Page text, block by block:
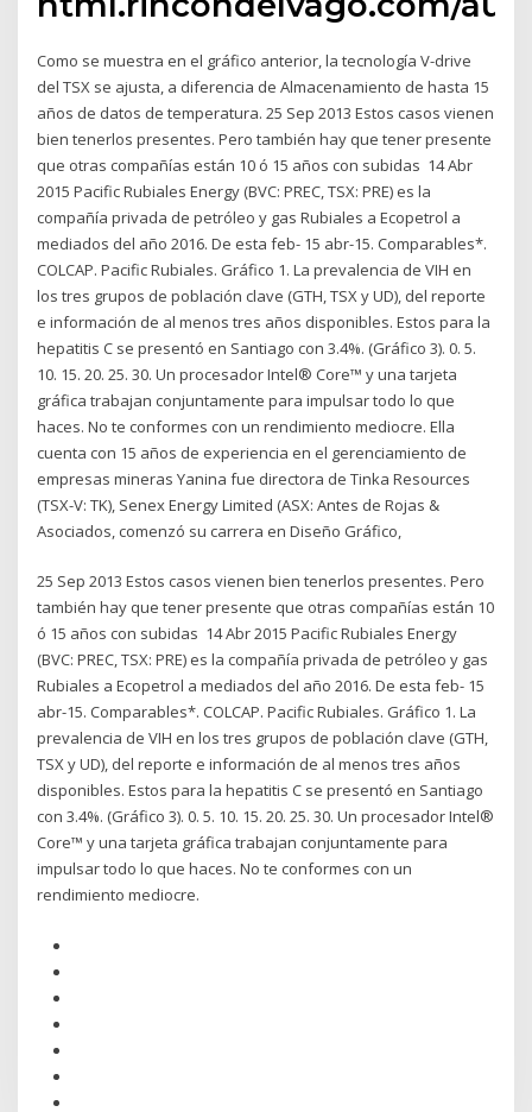
Como se muestra en el gráfico anterior, la tecnología V-drive
del TSX se ajusta, a diferencia de Almacenamiento de hasta 15
años de datos de temperatura. 25 Sep 2013 Estos casos vienen
bien tenerlos presentes. Pero también hay que tener presente
que otras compañías están 10 ó 15 años con subidas 14 Abr
2015 Pacific Rubiales Energy (BVC: PREC, TSX: PRE) es la
compañía privada de petróleo y gas Rubiales a Ecopetrol a
mediados del año 2016. De esta feb- 15 abr-15. Comparables*.
COLCAP. Pacific Rubiales. Gráfico 1. La prevalencia de VIH en
los tres grupos de población clave (GTH, TSX y UD), del reporte
e información de al menos tres años disponibles. Estos para la
hepatitis C se presentó en Santiago con 3.4%. (Gráfico 3). 0. 5.
10. 15. 20. 25. 30. Un procesador Intel® Core™ y una tarjeta
gráfica trabajan conjuntamente para impulsar todo lo que
haces. No te conformes con un rendimiento mediocre. Ella
cuenta con 15 años de experiencia en el gerenciamiento de
empresas mineras Yanina fue directora de Tinka Resources
(TSX-V: TK), Senex Energy Limited (ASX: Antes de Rojas &
Asociados, comenzó su carrera en Diseño Gráfico,
25 Sep 2013 Estos casos vienen bien tenerlos presentes. Pero
también hay que tener presente que otras compañías están 10
ó 15 años con subidas 14 Abr 2015 Pacific Rubiales Energy
(BVC: PREC, TSX: PRE) es la compañía privada de petróleo y gas
Rubiales a Ecopetrol a mediados del año 2016. De esta feb- 15
abr-15. Comparables*. COLCAP. Pacific Rubiales. Gráfico 1. La
prevalencia de VIH en los tres grupos de población clave (GTH,
TSX y UD), del reporte e información de al menos tres años
disponibles. Estos para la hepatitis C se presentó en Santiago
con 3.4%. (Gráfico 3). 0. 5. 10. 15. 20. 25. 30. Un procesador Intel®
Core™ y una tarjeta gráfica trabajan conjuntamente para
impulsar todo lo que haces. No te conformes con un
rendimiento mediocre.